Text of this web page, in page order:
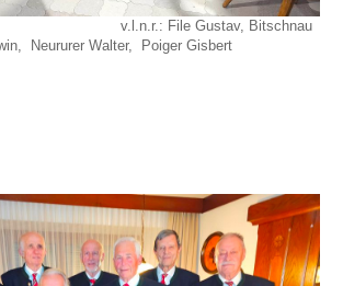
Gustav, Bitschnau
Neururer Walter, Poiger Gisbert